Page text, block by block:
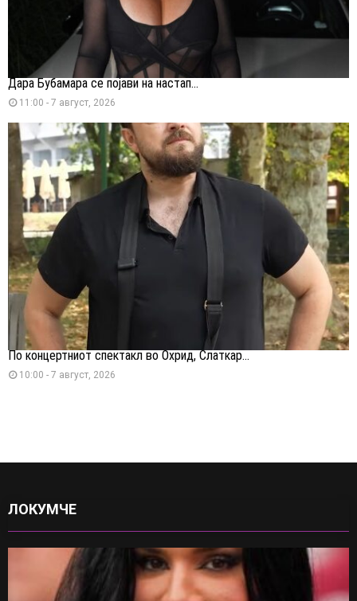
Дара Бубамара се појави на настап...
11:00 - 7 август, 2026
По концертниот спектакл во Охрид, Слаткар...
10:00 - 7 август, 2026
ЛОКУМЧЕ